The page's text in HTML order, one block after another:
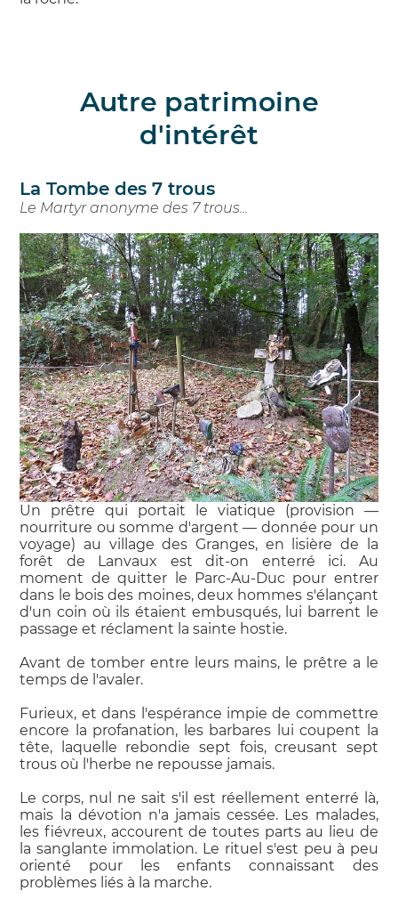
Autre patrimoine
d'intérêt
La Tombe des 7 trous
Le Martyr anonyme des 7 trous...
Un prêtre qui portait le viatique (provision —
nourriture ou somme d'argent — donnée pour un
voyage) au village des Granges, en lisière de la
forêt de Lanvaux est dit-on enterré ici. Au
moment de quitter le Parc-Au-Duc pour entrer
dans le bois des moines, deux hommes s'élançant
d'un coin où ils étaient embusqués, lui barrent le
passage et réclament la sainte hostie.
Avant de tomber entre leurs mains, le prêtre a le
temps de l'avaler.
Furieux, et dans l'espérance impie de commettre
encore la profanation, les barbares lui coupent la
tête, laquelle rebondie sept fois, creusant sept
trous où l'herbe ne repousse jamais.
Le corps, nul ne sait s'il est réellement enterré là,
mais la dévotion n'a jamais cessée. Les malades,
les fiévreux, accourent de toutes parts au lieu de
la sanglante immolation. Le rituel s'est peu à peu
orienté pour les enfants connaissant des
problèmes liés à la marche.